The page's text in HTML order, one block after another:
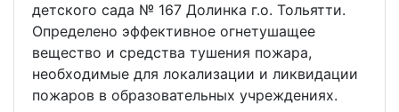
детского сада № 167 Долинка г.о. Тольятти.
Определено эффективное огнетушащее
вещество и средства тушения пожара,
необходимые для локализации и ликвидации
пожаров в образовательных учреждениях.